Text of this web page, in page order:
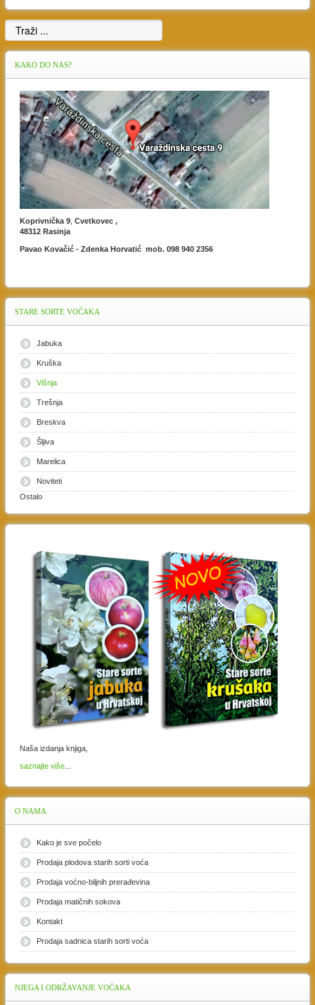
KAKO DO NAS?
Koprivnička 9 Cvetkovec ,
48312 Rasinja
Pavao Kovačić - Zdenka Horvatić mob. 098 940 2356
STARE SORTE VOĆAKA
Jabuka
Kruška
Višnja
Trešnja
Breskva
Šljiva
Marelica
Noviteti
Ostalo
Naša izdanja knjiga,
saznajte više...
O NAMA
Kako je sve počelo
Prodaja plodova starih sorti voća
Prodaja voćno-biljnih prerađevina
Prodaja matičnih sokova
Kontakt
Prodaja sadnica starih sorti voća
NJEGAI ODRŽAVANJE VOĆAKA